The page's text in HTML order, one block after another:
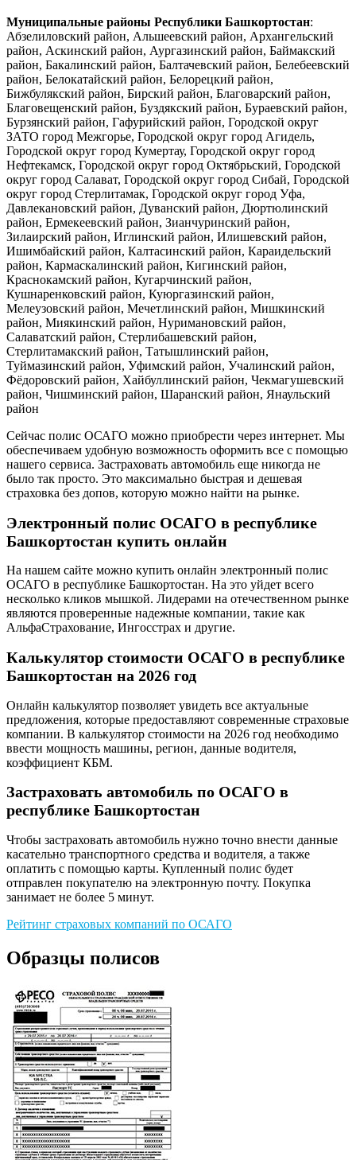
Муниципальные районы Республики Башкортостан:
Абзелиловский район, Альшеевский район, Архангельский
район, Аскинский район, Аургазинский район, Баймакский
район, Бакалинский район, Балтачевский район, Белебеевский
район, Белокатайский район, Белорецкий район,
Бижбулякский район, Бирский район, Благоварский район,
Благовещенский район, Буздякский район, Бураевский район,
Бурзянский район, Гафурийский район, Городской округ
ЗАТО город Межгорье, Городской округ город Агидель,
Городской округ город Кумертау, Городской округ город
Нефтекамск, Городской округ город Октябрьский, Городской
округ город Салават, Городской округ город Сибай, Городской
округ город Стерлитамак, Городской округ город Уфа,
Давлекановский район, Дуванский район, Дюртюлинский
район, Ермекеевский район, Зианчуринский район,
Зилаирский район, Иглинский район, Илишевский район,
Ишимбайский район, Калтасинский район, Караидельский
район, Кармаскалинский район, Кигинский район,
Краснокамский район, Кугарчинский район,
Кушнаренковский район, Куюргазинский район,
Мелеузовский район, Мечетлинский район, Мишкинский
район, Миякинский район, Нуримановский район,
Салаватский район, Стерлибашевский район,
Стерлитамакский район, Татышлинский район,
Туймазинский район, Уфимский район, Учалинский район,
Фёдоровский район, Хайбуллинский район, Чекмагушевский
район, Чишминский район, Шаранский район, Янаульский
район
Сейчас полис ОСАГО можно приобрести через интернет. Мы
обеспечиваем удобную возможность оформить все с помощью
нашего сервиса. Застраховать автомобиль еще никогда не
было так просто. Это максимально быстрая и дешевая
страховка без допов, которую можно найти на рынке.
Электронный полис ОСАГО в республике
Башкортостан купить онлайн
На нашем сайте можно купить онлайн электронный полис
ОСАГО в республике Башкортостан. На это уйдет всего
несколько кликов мышкой. Лидерами на отечественном рынке
являются проверенные надежные компании, такие как
АльфаСтрахование, Ингосстрах и другие.
Калькулятор стоимости ОСАГО в республике
Башкортостан на 2026 год
Онлайн калькулятор позволяет увидеть все актуальные
предложения, которые предоставляют современные страховые
компании. В калькулятор стоимости на 2026 год необходимо
ввести мощность машины, регион, данные водителя,
коэффициент КБМ.
Застраховать автомобиль по ОСАГО в
республике Башкортостан
Чтобы застраховать автомобиль нужно точно внести данные
касательно транспортного средства и водителя, а также
оплатить с помощью карты. Купленный полис будет
отправлен покупателю на электронную почту. Покупка
занимает не более 5 минут.
Рейтинг страховых компаний по ОСАГО
Образцы полисов